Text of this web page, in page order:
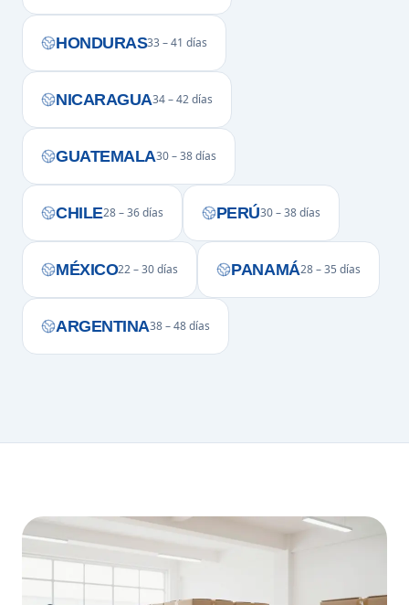
HONDURAS33 – 41 días
NICARAGUA34 – 42 días
GUATEMALA30 – 38 días
CHILE28 – 36 días PERÚ30 – 38 días
MÉXICO22 – 30 días PANAMÁ28 – 35 días
ARGENTINA38 – 48 días